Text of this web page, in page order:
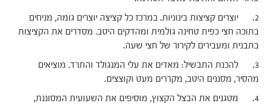
2. יוצרים קציצות בינוניות. במרכז כל קציצה יוצרים גומה, מניחים
בתוכה חצי כפית טחינה גולמית ומהדקים היטב. מסדרים את הקציצות
בתבנית ומעבירים לקירור של חצי שעה.
3. להכנת התבשיל: מאדים את עלי המנגולד והתרד. מוציאים
מהסיר, מסננים היטב, מקררים מעט וקוצצים.
4. מטגנים את הבצל הקצוץ, מוסיפים את השעועית המסוננת,